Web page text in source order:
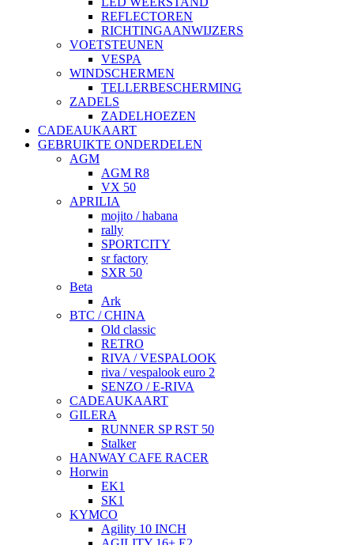
REFLECTOREN
RICHTINGAANWIJZERS
VOETSTEUNEN
VESPA
WINDSCHERMEN
TELLERBESCHERMING
ZADELS
ZADELHOEZEN
CADEAUKAART
GEBRUIKTE ONDERDELEN
AGM
AGM R8
VX 50
APRILIA
mojito / habana
rally
SPORTCITY
sr factory
SXR 50
Beta
Ark
BTC / CHINA
Old classic
RETRO
RIVA / VESPALOOK
riva / vespalook euro 2
SENZO / E-RIVA
CADEAUKAART
GILERA
RUNNER SP RST 50
Stalker
HANWAY CAFE RACER
Horwin
EK1
SK1
KYMCO
Agility 10 INCH